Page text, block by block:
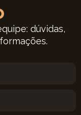
dúvidas,